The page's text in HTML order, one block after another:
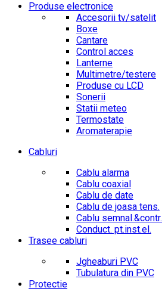
Produse electronice
Accesorii tv/satelit
Boxe
Cantare
Control acces
Lanterne
Multimetre/testere
Produse cu LCD
Sonerii
Statii meteo
Termostate
Aromaterapie
Cabluri
Cablu alarma
Cablu coaxial
Cablu de date
Cablu de joasa tens.
Cablu semnal.&contr.
Conduct. pt.inst.el.
Trasee cabluri
Jgheaburi PVC
Tubulatura din PVC
Protectie